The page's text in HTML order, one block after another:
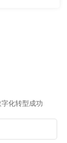
化转型成功